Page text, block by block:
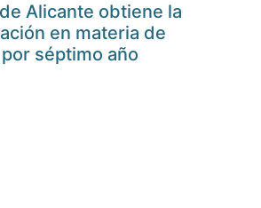
Alicante obtiene la
en materia de
séptimo año